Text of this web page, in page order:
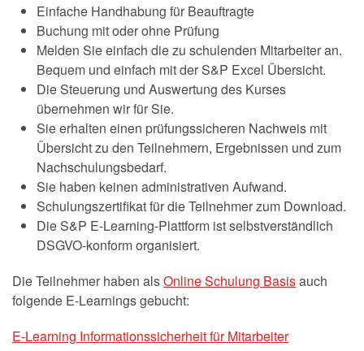
Einfache Handhabung für Beauftragte
Buchung mit oder ohne Prüfung
Melden Sie einfach die zu schulenden Mitarbeiter an.
Bequem und einfach mit der S&P Excel Übersicht.
Die Steuerung und Auswertung des Kurses
übernehmen wir für Sie.
Sie erhalten einen prüfungssicheren Nachweis mit
Übersicht zu den Teilnehmern, Ergebnissen und zum
Nachschulungsbedarf.
Sie haben keinen administrativen Aufwand.
Schulungszertifikat für die Teilnehmer zum Download.
Die S&P E-Learning-Plattform ist selbstverständlich
DSGVO-konform organisiert.
Die Teilnehmer haben alsOnline Schulung Basisauch
folgende E-Learnings gebucht:
E-Learning Informationssicherheit für Mitarbeiter